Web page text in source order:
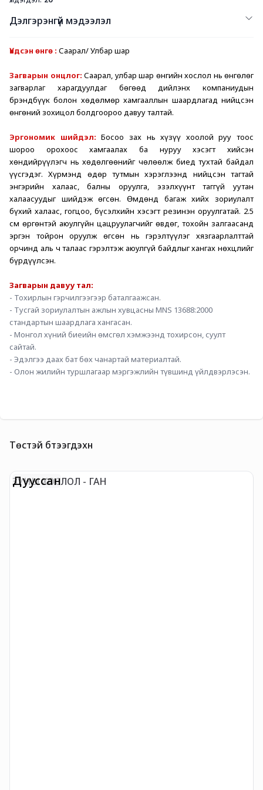
Дэлгэрэнгүй мэдээлэл
Үндсэн өнгө : Саарал/ Улбар шар
Загварын онцлог: Саарал, улбар шар өнгийн хослол нь өнгөлөг
загварлаг харагдуулдаг бөгөөд дийлэнх компаниудын
брэндбүүк болон хөдөлмөр хамгааллын шаардлагад нийцсэн
өнгөний зохицол болдгоороо давуу талтай.
Эргономик шийдэл: Босоо зах нь хүзүү хоолой руу тоос
шороо орохоос хамгаалах ба нуруу хэсэгт хийсэн
хөндийрүүлэгч нь хөдөлгөөнийг чөлөөлж биед тухтай байдал
үүсгэдэг. Хүрмэнд өдөр тутмын хэрэглээнд нийцсэн тагтай
энгэрийн халаас, балны оруулга, эзэлхүүнт таггүй уутан
халаасуудыг шийдэж өгсөн. Өмдөнд багаж хийх зориулалт
бүхий халаас, гогцоо, бүсэлхийн хэсэгт резинэн оруулгатай. 2.5
см өргөнтэй аюулгүйн цацруулагчийг өвдөг, тохойн залгаасанд
эргэн тойрон оруулж өгсөн нь гэрэлтүүлэг хязгаарлалттай
орчинд аль ч талаас гэрэлтэж аюулгүй байдлыг хангах нөхцлийг
бүрдүүлсэн.
Загварын давуу тал:
- Тохирлын гэрчилгээгээр баталгаажсан.
- Тусгай зориулалтын ажлын хувцасны MNS 13688:2000
стандартын шаардлага хангасан.
- Монгол хүний биеийн өмсгөл хэмжээнд тохирсон, суулт
сайтай.
- Эдэлгээ даах бат бөх чанартай материалтай.
- Олон жилийн туршлагаар мэргэжлийн түвшинд үйлдвэрлэсэн.
Төстэй бүтээгдэхүүн
Дууссан
ЗУНЫ ХОСЛОЛ - ГАН